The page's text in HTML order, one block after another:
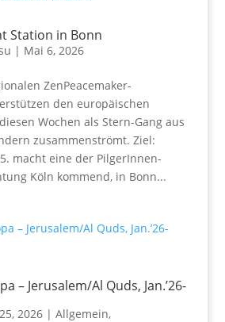
Station in Bonn
| Mai 6, 2026
ZenPeacemaker-
den europäischen
Wochen als Stern-Gang aus
zusammenströmt. Ziel:
macht eine der PilgerInnen-
Köln kommend, in Bonn...
– Jerusalem/Al Quds, Jan.’26-
2026| Allgemein,